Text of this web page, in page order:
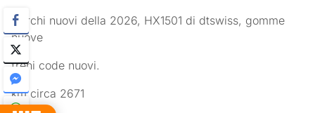
Cerchi nuovi della 2026, HX1501 di dtswiss, gomme
nuove
freni code nuovi.
km circa 2671